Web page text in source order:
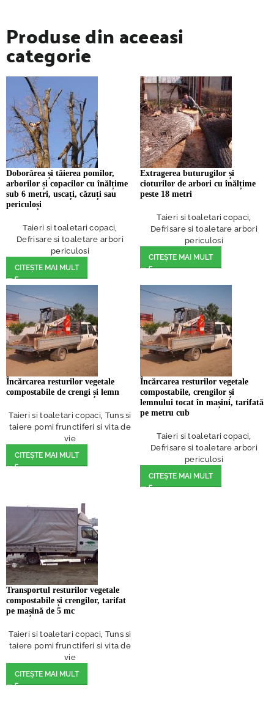
Produse din aceeasi
categorie
Doborârea și tăierea pomilor,
arborilor și copacilor cu înălțime
sub 6 metri, uscați, căzuți sau
periculoși
Taieri si toaletari copaci
Defrisare si toaletare arbori
periculosi
CITEȘTE MAI MULT
Extragerea buturugilor și
cioturilor de arbori cu înălțime
peste 18 metri
Taieri si toaletari copaci
Defrisare si toaletare arbori
periculosi
CITEȘTE MAI MULT
Încărcarea resturilor vegetale
compostabile de crengi și lemn
Taieri si toaletari copaci Tuns si
taiere pomi frunctiferi si vita de
vie
CITEȘTE MAI MULT
Încărcarea resturilor vegetale
compostabile, crengilor și
lemnului tocat în mașini, tarifată
pe metru cub
Taieri si toaletari copaci
Defrisare si toaletare arbori
periculosi
CITEȘTE MAI MULT
Transportul resturilor vegetale
compostabile și crengilor, tarifat
pe mașină de 5 mc
Taieri si toaletari copaci Tuns si
taiere pomi frunctiferi si vita de
vie
CITEȘTE MAI MULT